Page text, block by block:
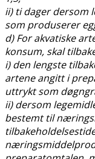
ii) ti dager dersom
som produserer
d) For akvatiske
konsum, skal
i) den lengste
artene angitt i
uttrykt som
ii) dersom
bestemt til